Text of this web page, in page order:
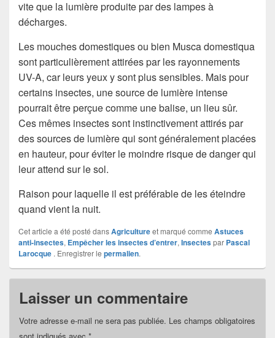
vite que la lumière produite par des lampes à
décharges.
Les mouches domestiques ou bien Musca domestiqua
sont particulièrement attirées par les rayonnements
UV-A, car leurs yeux y sont plus sensibles. Mais pour
certains insectes, une source de lumière intense
pourrait être perçue comme une balise, un lieu sûr.
Ces mêmes insectes sont instinctivement attirés par
des sources de lumière qui sont généralement placées
en hauteur, pour éviter le moindre risque de danger qui
leur attend sur le sol.
Raison pour laquelle il est préférable de les éteindre
quand vient la nuit.
Cet article a été posté dansAgricultureet marqué comme Astuces
anti-insectes, Empêcher les insectes d’entrer, Insectespar Pascal
Larocque . Enregistrer le permalien.
Laisser un commentaire
Votre adresse e-mail ne sera pas publiée. Les champs obligatoires